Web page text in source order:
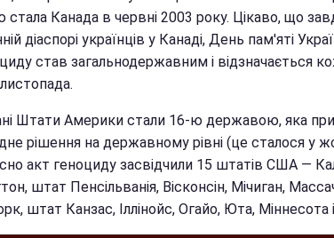
стала Канада в червні 2003 року. Цікаво, що
діаспорі українців у Канаді, День пам'яті
став загальнодержавним і відзначається
Штати Америки стали 16-ю державою, яка
рішення на державному рівні (це сталося у
акт геноциду засвідчили 15 штатів США —
штат Пенсільванія, Вісконсін, Мічиган,
штат Канзас, Іллінойс, Огайо, Юта, Міннесота